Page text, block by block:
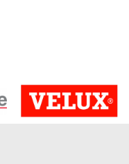
à Brailly Cornehotte
une fois par an.
toujours en bon état. Si
y afférents.